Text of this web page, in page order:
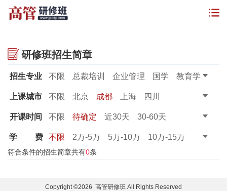
研修班招生简章
招生专业 不限 总裁培训 企业管理 国学
教育学
金融管理
董秘课程 财务课程
上课城市 不限 北京 成都 上海 四川
开课时间 不限 待确定 近30天
30-60天
60-90天
学 费 不限 2万-5万 5万-10万
10万-15万
15万-20万
20万以上
符合条件的招生简章共有0条
Copyright ©2026 高管研修班 All Rights Reserved